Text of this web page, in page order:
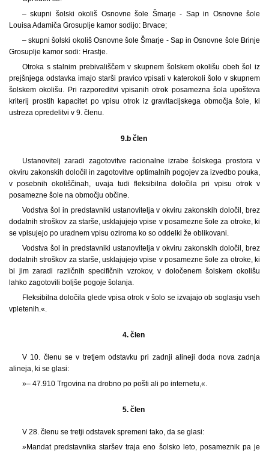
– skupni šolski okoliš Osnovne šole Šmarje - Sap in Osnovne šole
Louisa Adamiča Grosuplje kamor sodijo: Brvace;
– skupni šolski okoliš Osnovne šole Šmarje - Sap in Osnovne šole Brinje
Grosuplje kamor sodi: Hrastje.
Otroka s stalnim prebivališčem v skupnem šolskem okolišu obeh šol iz
prejšnjega odstavka imajo starši pravico vpisati v katerokoli šolo v skupnem
šolskem okolišu. Pri razporeditvi vpisanih otrok posamezna šola upošteva
kriterij prostih kapacitet po vpisu otrok iz gravitacijskega območja šole, ki
ustreza opredelitvi v 9. členu.
9.b člen
Ustanovitelj zaradi zagotovitve racionalne izrabe šolskega prostora v
okviru zakonskih določil in zagotovitve optimalnih pogojev za izvedbo pouka,
v posebnih okoliščinah, uvaja tudi fleksibilna določila pri vpisu otrok v
posamezne šole na območju občine.
Vodstva šol in predstavniki ustanovitelja v okviru zakonskih določil, brez
dodatnih stroškov za starše, usklajujejo vpise v posamezne šole za otroke, ki
se vpisujejo po uradnem vpisu oziroma ko so oddelki že oblikovani.
Vodstva šol in predstavniki ustanovitelja v okviru zakonskih določil, brez
dodatnih stroškov za starše, usklajujejo vpise v posamezne šole za otroke, ki
bi jim zaradi različnih specifičnih vzrokov, v določenem šolskem okolišu
lahko zagotovili boljše pogoje šolanja.
Fleksibilna določila glede vpisa otrok v šolo se izvajajo ob soglasju vseh
vpletenih.«.
4. člen
V 10. členu se v tretjem odstavku pri zadnji alineji doda nova zadnja
alineja, ki se glasi:
»– 47.910 Trgovina na drobno po pošti ali po internetu,«.
5. člen
V 28. členu se tretji odstavek spremeni tako, da se glasi:
»Mandat predstavnika staršev traja eno šolsko leto, posameznik pa je